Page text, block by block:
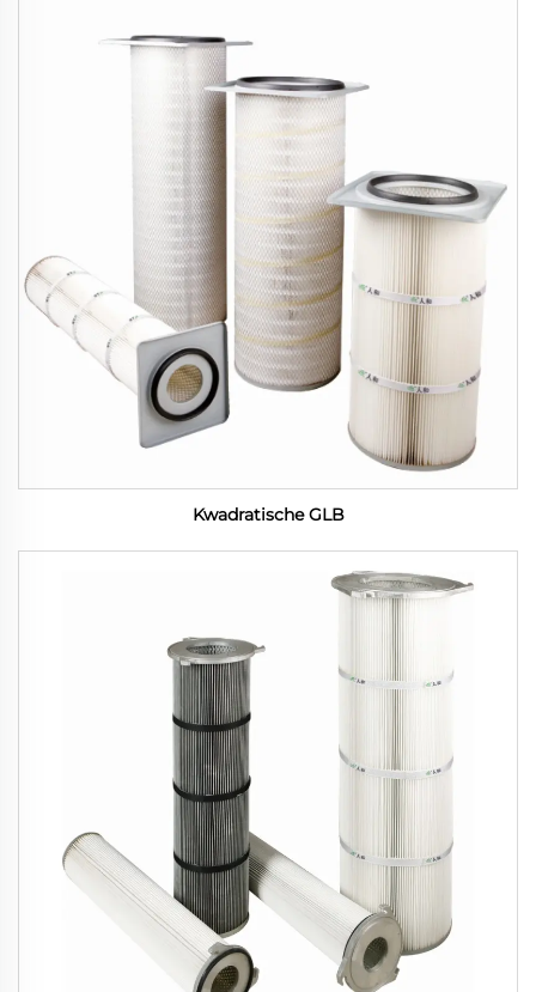
Kwadratische GLB